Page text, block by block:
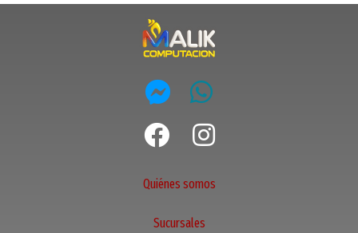
Quiénes somos
Sucursales